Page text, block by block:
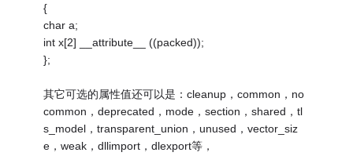
{
char a;
int x[2] __attribute__ ((packed));
};
其它可选的属性值还可以是：cleanup，common，no
common，deprecated，mode，section，shared，tl
s_model，transparent_union，unused，vector_siz
e，weak，dllimport，dlexport等，